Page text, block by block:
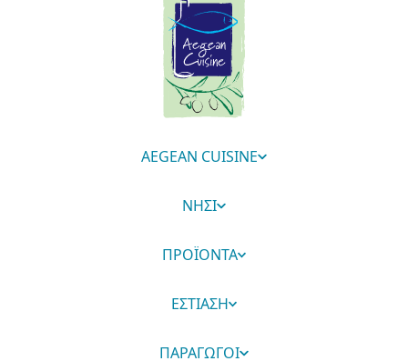
AEGEAN CUISINE
ΝΗΣΙ
ΠΡΟΪΟΝΤΑ
ΕΣΤΙΑΣΗ
ΠΑΡΑΓΩΓΟΙ